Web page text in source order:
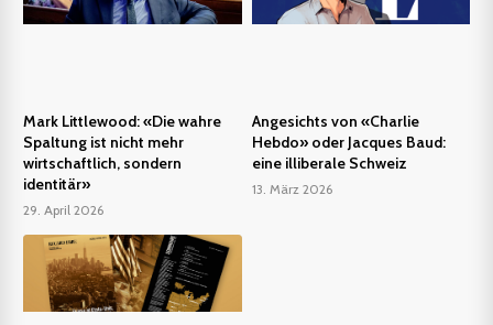
Mark Littlewood: «Die wahre
Spaltung ist nicht mehr
wirtschaftlich, sondern
identitär»
29. April 2026
Angesichts von «Charlie
Hebdo» oder Jacques Baud:
eine illiberale Schweiz
13. März 2026